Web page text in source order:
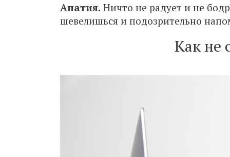
Апатия. Ничто не радует и не
шевелишься и подозрительно
Как не